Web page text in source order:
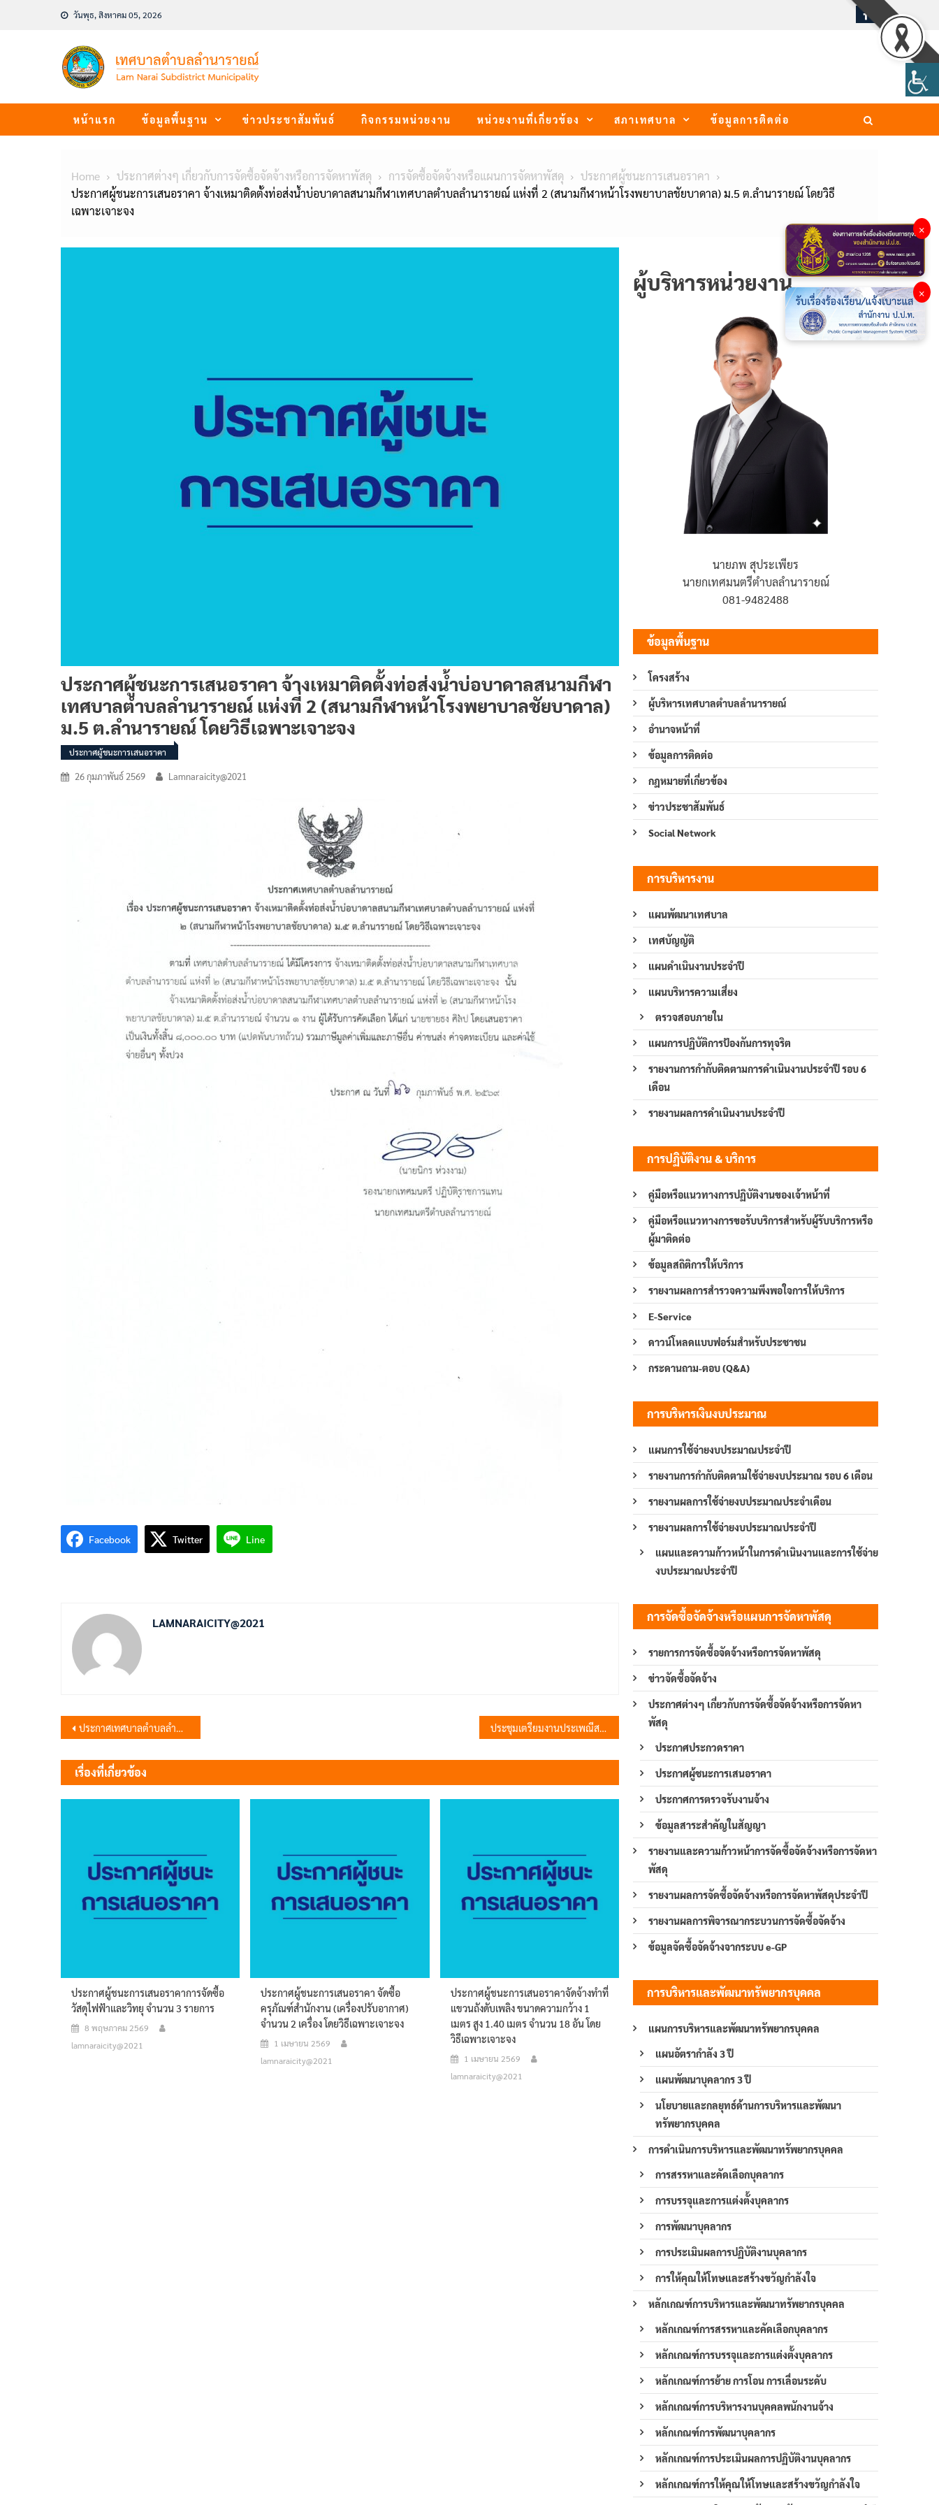
วันพุธ, สิงหาคม 05, 2026
หน้าแรก ข้อมูลพื้นฐาน ข่าวประชาสัมพันธ์ กิจกรรมหน่วยงาน หน่วยงานที่เกี่ยวข้อง สภาเทศบาล ข้อมูลการติดต่อ
Home ประกาศต่างๆ เกี่ยวกับการจัดซื้อจัดจ้างหรือการจัดหาพัสดุ การจัดซื้อจัดจ้างหรือแผนการจัดหาพัสดุ
ประกาศผู้ชนะการเสนอราคา
ประกาศผู้ชนะการเสนอราคา จ้างเหมาติดตั้งท่อส่งน้ำบ่อบาดาลสนามกีฬาเทศบาลตำบลลำนารายณ์ แห่งที่ 2 (สนามกีฬาหน้าโรงพยาบาลชัยบาดาล) ม.5 ต.ลำนารายณ์ โดยวิธี
เฉพาะเจาะจง
ประกาศผู้ชนะการเสนอราคา จ้างเหมาติดตั้งท่อส่งน้ำบ่อบาดาลสนามกีฬา
เทศบาลตำบลลำนารายณ์ แห่งที่ 2 (สนามกีฬาหน้าโรงพยาบาลชัยบาดาล)
ม.5 ต.ลำนารายณ์ โดยวิธีเฉพาะเจาะจง
ประกาศผู้ชนะการเสนอราคา
26 กุมภาพันธ์ 2569 Lamnaraicity@2021
Facebook Twitter Line
LAMNARAICITY@2021
แนะแนว
เรื่อง
ประกาศเทศบาลตำบลลำนารายณ์ เรื่อง การรับโอน (ย้าย) พนักงานเทศบาล ข้าราชการ หรือพนักงานส่วนท้องถิ่นประเภทอื่น เพื่อมาดำรงตำแหน่งที่ว่างตามแผนอัตรากำลัง 3 ปี ประชุมเตรียมงานประเพณีสงกรานต์ ประจำปี 2569
เรื่องที่เกี่ยวข้อง
ประกาศผู้ชนะการเสนอราคาการจัดซื้อ
วัสดุไฟฟ้าและวิทยุ จำนวน 3 รายการ
8 พฤษภาคม 2569
lamnaraicity@2021
ประกาศผู้ชนะการเสนอราคา จัดซื้อ
ครุภัณฑ์สำนักงาน (เครื่องปรับอากาศ)
จำนวน 2 เครื่อง โดยวิธีเฉพาะเจาะจง
1 เมษายน 2569
lamnaraicity@2021
ประกาศผู้ชนะการเสนอราคาจัดจ้างทำที่
แขวนถังดับเพลิง ขนาดความกว้าง 1
เมตร สูง 1.40 เมตร จำนวน 18 อัน โดย
วิธีเฉพาะเจาะจง
1 เมษายน 2569
lamnaraicity@2021
ผู้บริหารหน่วยงาน
นายภพ สุประเพียร
นายกเทศมนตรีตำบลลำนารายณ์
081-9482488
ข้อมูลพื้นฐาน
โครงสร้าง
ผู้บริหารเทศบาลตำบลลำนารายณ์
อำนาจหน้าที่
ข้อมูลการติดต่อ
กฎหมายที่เกี่ยวข้อง
ข่าวประชาสัมพันธ์
Social Network
การบริหารงาน
แผนพัฒนาเทศบาล
เทศบัญญัติ
แผนดำเนินงานประจำปี
แผนบริหารความเสี่ยง
ตรวจสอบภายใน
แผนการปฏิบัติการป้องกันการทุจริต
รายงานการกำกับติดตามการดำเนินงานประจำปี รอบ 6
เดือน
รายงานผลการดำเนินงานประจำปี
การปฏิบัติงาน & บริการ
คู่มือหรือแนวทางการปฏิบัติงานของเจ้าหน้าที่
คู่มือหรือแนวทางการขอรับบริการสำหรับผู้รับบริการหรือ
ผู้มาติดต่อ
ข้อมูลสถิติการให้บริการ
รายงานผลการสำรวจความพึงพอใจการให้บริการ
E-Service
ดาวน์โหลดแบบฟอร์มสำหรับประชาชน
กระดานถาม-ตอบ (Q&A)
การบริหารเงินงบประมาณ
แผนการใช้จ่ายงบประมาณประจำปี
รายงานการกำกับติดตามใช้จ่ายงบประมาณ รอบ 6 เดือน
รายงานผลการใช้จ่ายงบประมาณประจำเดือน
รายงานผลการใช้จ่ายงบประมาณประจำปี
แผนและความก้าวหน้าในการดำเนินงานและการใช้จ่าย
งบประมาณประจำปี
การจัดซื้อจัดจ้างหรือแผนการจัดหาพัสดุ
รายการการจัดซื้อจัดจ้างหรือการจัดหาพัสดุ
ข่าวจัดซื้อจัดจ้าง
ประกาศต่างๆ เกี่ยวกับการจัดซื้อจัดจ้างหรือการจัดหา
พัสดุ
ประกาศประกวดราคา
ประกาศผู้ชนะการเสนอราคา
ประกาศการตรวจรับงานจ้าง
ข้อมูลสาระสำคัญในสัญญา
รายงานและความก้าวหน้าการจัดซื้อจัดจ้างหรือการจัดหา
พัสดุ
รายงานผลการจัดซื้อจัดจ้างหรือการจัดหาพัสดุประจำปี
รายงานผลการพิจารณากระบวนการจัดซื้อจัดจ้าง
ข้อมูลจัดซื้อจัดจ้างจากระบบ e-GP
การบริหารและพัฒนาทรัพยากรบุคคล
แผนการบริหารและพัฒนาทรัพยากรบุคคล
แผนอัตรากำลัง 3 ปี
แผนพัฒนาบุคลากร 3 ปี
นโยบายและกลยุทธ์ด้านการบริหารและพัฒนา
ทรัพยากรบุคคล
การดำเนินการบริหารและพัฒนาทรัพยากรบุคคล
การสรรหาและคัดเลือกบุคลากร
การบรรจุและการแต่งตั้งบุคลากร
การพัฒนาบุคลากร
การประเมินผลการปฏิบัติงานบุคลากร
การให้คุณให้โทษและสร้างขวัญกำลังใจ
หลักเกณฑ์การบริหารและพัฒนาทรัพยากรบุคคล
หลักเกณฑ์การสรรหาและคัดเลือกบุคลากร
หลักเกณฑ์การบรรจุและการแต่งตั้งบุคลากร
หลักเกณฑ์การย้าย การโอน การเลื่อนระดับ
หลักเกณฑ์การบริหารงานบุคคลพนักงานจ้าง
หลักเกณฑ์การพัฒนาบุคลากร
หลักเกณฑ์การประเมินผลการปฏิบัติงานบุคลากร
หลักเกณฑ์การให้คุณให้โทษและสร้างขวัญกำลังใจ
×
×